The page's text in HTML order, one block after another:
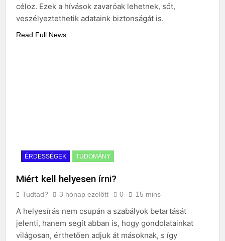
céloz. Ezek a hívások zavaróak lehetnek, sőt,
veszélyeztethetik adataink biztonságát is.
Read Full News
ÉRDESSÉGEK TUDOMÁNY
Miért kell helyesen írni?
Tudtad? 3 hónap ezelőtt 0 15 mins
A helyesírás nem csupán a szabályok betartását
jelenti, hanem segít abban is, hogy gondolatainkat
világosan, érthetően adjuk át másoknak, s így